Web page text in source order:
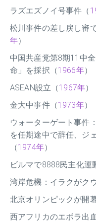
ラズエズノイ号事件（
松川事件の差し戻し審
年）
中国共産党第8期11中
命」を採択（1966年）
ASEAN設立（1967年）
金大中事件（1973年）
ウォーターゲート事件
を任期途中で辞任、ジ
（1974年）
ビルマで8888民主化運
湾岸危機：イラクがク
北京オリンピックが開
西アフリカのエボラ出